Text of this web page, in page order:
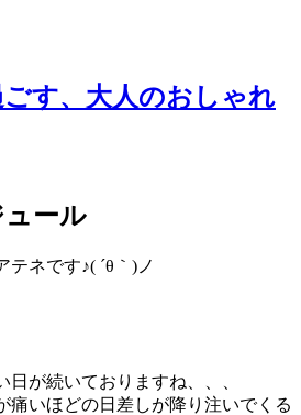
す、大人のおしゃれ
ュール
ネです♪( ´θ｀)ノ
が続いておりますね、、、
痛いほどの日差しが降り注いでくる